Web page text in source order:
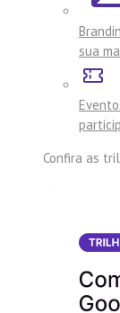
sua
Confira as